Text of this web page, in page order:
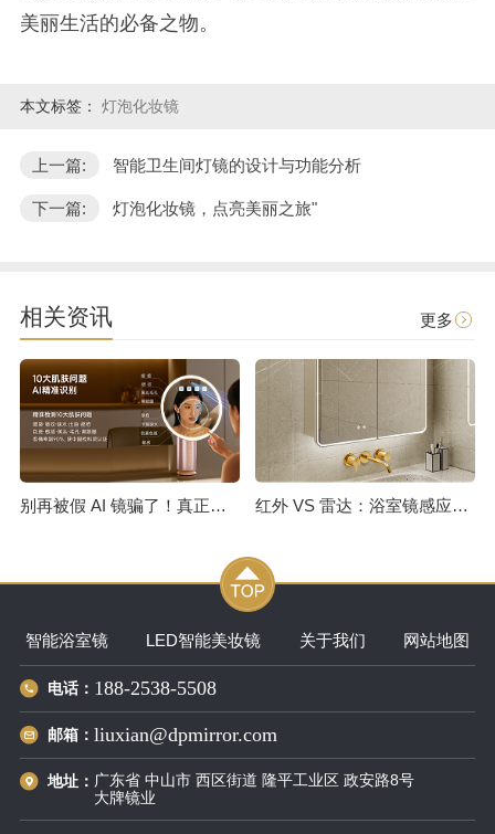
美丽生活的必备之物。
本文标签： 灯泡化妆镜
上一篇: 智能卫生间灯镜的设计与功能分析
下一篇: 灯泡化妆镜，点亮美丽之旅"
相关资讯 更多
别再被假 AI 镜骗了！真正的测肤镜，从不会只告诉你 “你是油皮” 红外 VS 雷达：浴室镜感应开灯技术选型全解析
智能浴室镜 LED智能美妆镜 关于我们 网站地图
电话： 188-2538-5508
邮箱： liuxian@dpmirror.com
地址： 广东省 中山市 西区街道 隆平工业区 政安路8号
大牌镜业